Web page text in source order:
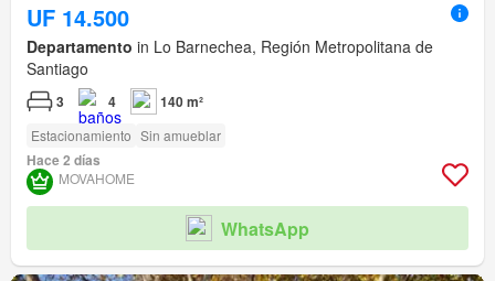
UF 14.500
Departamento in Lo Barnechea, Región Metropolitana de
Santiago
3 4 140 m²
Estacionamiento Sin amueblar
Hace 2 días
MOVAHOME
WhatsApp